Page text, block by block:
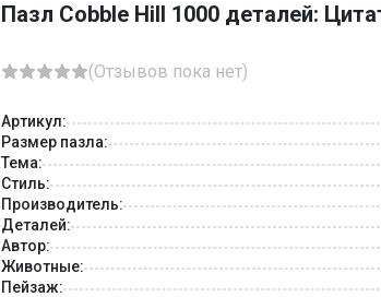
Пазл Cobble Hill 1000 деталей:
(Отзывов пока нет)
Артикул:
Размер пазла:
Тема:
Стиль:
Производитель:
Деталей:
Автор:
Животные:
Пейзаж: